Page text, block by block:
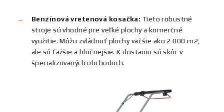
Benzínová vretenová kosačka: Tieto robustné
stroje sú vhodné pre veľké plochy a komerčné
využitie. Môžu zvládnuť plochy väčšie ako 2 000 m2,
ale sú ťažšie a hlučnejšie. K dostaniu sú skôr v
špecializovaných obchodoch.